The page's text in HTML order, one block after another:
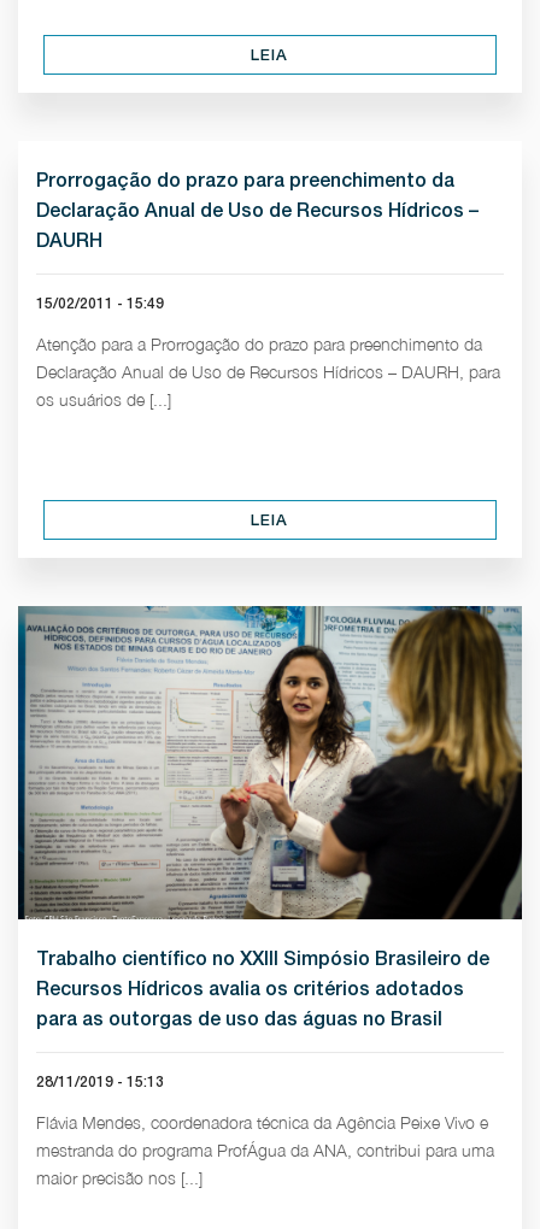
LEIA
Prorrogação do prazo para preenchimento da
Declaração Anual de Uso de Recursos Hídricos –
DAURH
15/02/2011 - 15:49
Atenção para a Prorrogação do prazo para preenchimento da
Declaração Anual de Uso de Recursos Hídricos – DAURH, para
os usuários de [...]
LEIA
Trabalho científico no XXIII Simpósio Brasileiro de
Recursos Hídricos avalia os critérios adotados
para as outorgas de uso das águas no Brasil
28/11/2019 - 15:13
Flávia Mendes, coordenadora técnica da Agência Peixe Vivo e
mestranda do programa ProfÁgua da ANA, contribui para uma
maior precisão nos [...]